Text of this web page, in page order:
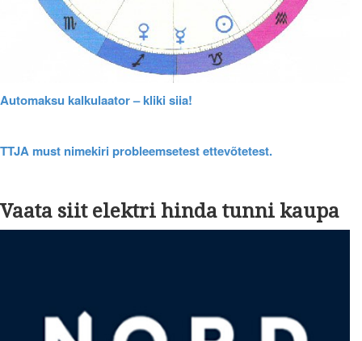
Automaksu kalkulaator – kliki siia!
TTJA must nimekiri probleemsetest ettevõtetest.
Vaata siit elektri hinda tunni kaupa